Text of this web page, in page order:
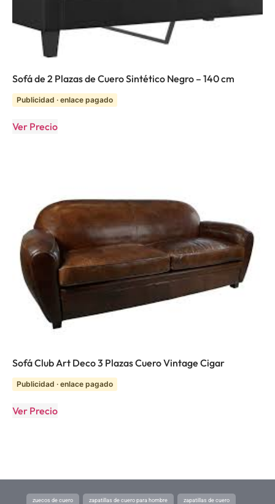
Sofá de 2 Plazas de Cuero Sintético Negro – 140 cm
Publicidad · enlace pagado
Ver Precio
Sofá Club Art Deco 3 Plazas Cuero Vintage Cigar
Publicidad · enlace pagado
Ver Precio
zuecos de cuero zapatillas de cuero para hombre zapatillas de cuero